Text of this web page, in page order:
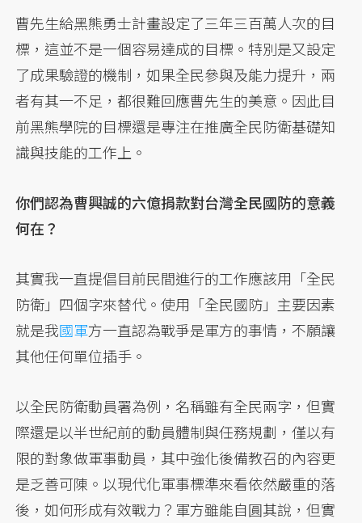
曹先生給黑熊勇士計畫設定了三年三百萬人次的目
標，這並不是一個容易達成的目標。特別是又設定
了成果驗證的機制，如果全民參與及能力提升，兩
者有其一不足，都很難回應曹先生的美意。因此目
前黑熊學院的目標還是專注在推廣全民防衛基礎知
識與技能的工作上。
你們認為曹興誠的六億捐款對台灣全民國防的意義
何在？
其實我一直提倡目前民間進行的工作應該用「全民
防衛」四個字來替代。使用「全民國防」主要因素
就是我國軍方一直認為戰爭是軍方的事情，不願讓
其他任何單位插手。
以全民防衛動員署為例，名稱雖有全民兩字，但實
際還是以半世紀前的動員體制與任務規劃，僅以有
限的對象做軍事動員，其中強化後備教召的內容更
是乏善可陳。以現代化軍事標準來看依然嚴重的落
後，如何形成有效戰力？軍方雖能自圓其說，但實